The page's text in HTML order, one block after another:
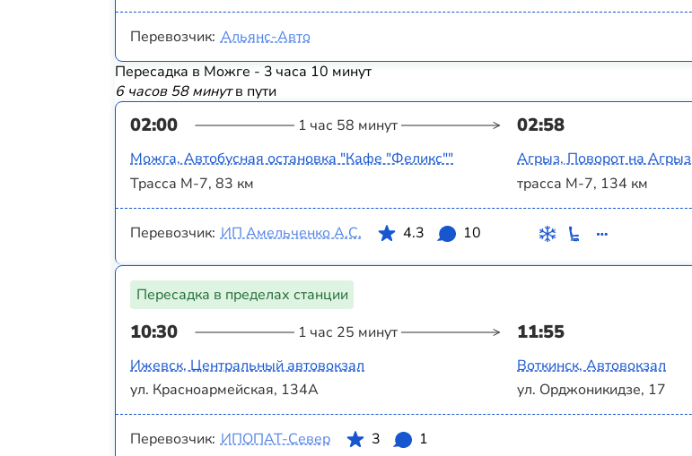
Перевозчик: Альянс-Авто
Пересадка в Можге - 3 часа 10 минут
6 часов 58 минутв пути
02:00 1 час 58 минут 02:58
Можга, Автобусная остановка "Кафе "Феликс""
Трасса М-7, 83 км
Агрыз, Поворот на Агрыз
трасса М-7, 134 км
Перевозчик: ИП Амельченко А.С. 4.3 10
Пересадка в пределах станции
10:30 1 час 25 минут 11:55
Ижевск, Центральный автовокзал
ул. Красноармейская, 134А
Воткинск, Автовокзал
ул. Орджоникидзе, 17
Перевозчик: ИПОПАТ-Север 3 1